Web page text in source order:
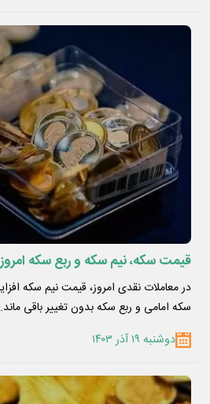
قیمت سکه، نیم سکه و ربع سکه امروز دوشنبه
در معاملات نقدی امروز، قیمت نیم سکه
سکه امامی و ربع سکه بدون تغییر باقی ماند.
دوشنبه ۱۹ آذر ۱۴۰۳